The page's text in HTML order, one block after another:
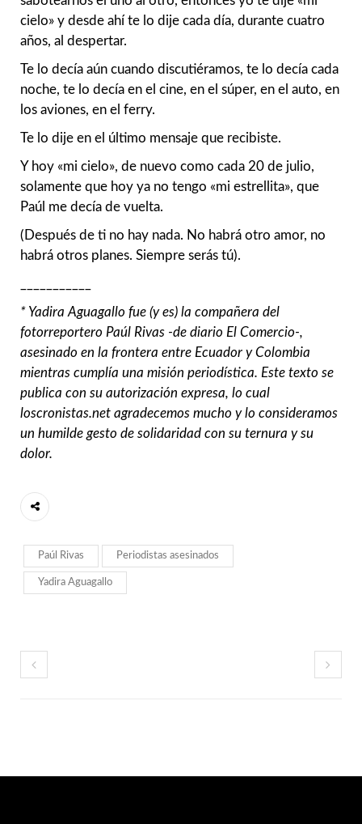
cielo» y desde ahí te lo dije cada día, durante cuatro
años, al despertar.
Te lo decía aún cuando discutiéramos, te lo decía cada
noche, te lo decía en el cine, en el súper, en el auto, en
los aviones, en el ferry.
Te lo dije en el último mensaje que recibiste.
Y hoy «mi cielo», de nuevo como cada 20 de julio,
solamente que hoy ya no tengo «mi estrellita», que
Paúl me decía de vuelta.
(Después de ti no hay nada. No habrá otro amor, no
habrá otros planes. Siempre serás tú).
* Yadira Aguagallo fue (y es) la compañera del
fotorreportero Paúl Rivas -de diario El Comercio-,
asesinado en la frontera entre Ecuador y Colombia
mientras cumplía una misión periodística. Este texto se
publica con su autorización expresa, lo cual
loscronistas.net agradecemos mucho y lo consideramos
un humilde gesto de solidaridad con su ternura y su
dolor.
Paúl Rivas Periodistas asesinados
Yadira Aguagallo